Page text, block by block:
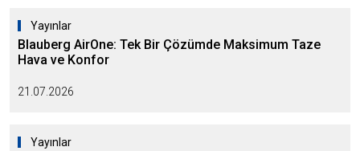
Yayınlar
Blauberg AirOne: Tek Bir Çözümde Maksimum Taze
Hava ve Konfor
21.07.2026
Yayınlar